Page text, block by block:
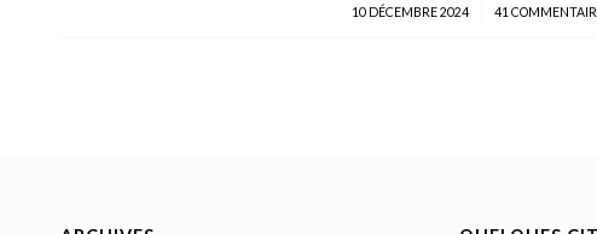
10 DÉCEMBRE 2024
/ 41 /